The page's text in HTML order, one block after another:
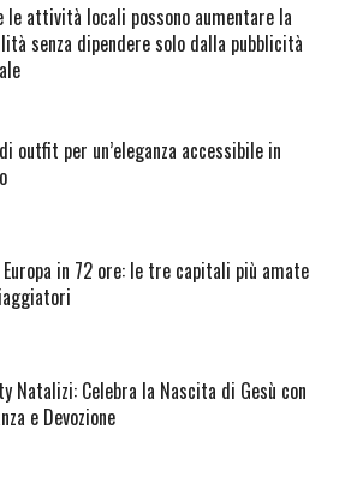
le attività locali possono aumentare la
senza dipendere solo dalla pubblicità
outfit per un’eleganza accessibile in
in 72 ore: le tre capitali più amate
Natalizi: Celebra la Nascita di Gesù con
e Devozione